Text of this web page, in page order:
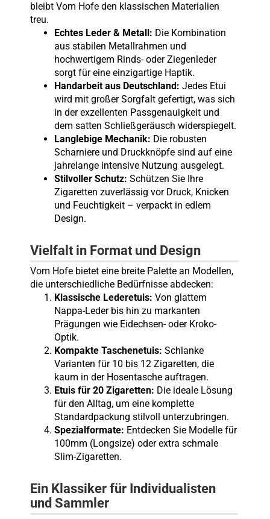
bleibt Vom Hofe den klassischen Materialien
treu.
Echtes Leder & Metall: Die Kombination
aus stabilen Metallrahmen und
hochwertigem Rinds- oder Ziegenleder
sorgt für eine einzigartige Haptik.
Handarbeit aus Deutschland: Jedes Etui
wird mit großer Sorgfalt gefertigt, was sich
in der exzellenten Passgenauigkeit und
dem satten Schließgeräusch widerspiegelt.
Langlebige Mechanik: Die robusten
Scharniere und Druckknöpfe sind auf eine
jahrelange intensive Nutzung ausgelegt.
Stilvoller Schutz: Schützen Sie Ihre
Zigaretten zuverlässig vor Druck, Knicken
und Feuchtigkeit – verpackt in edlem
Design.
Vielfalt in Format und Design
Vom Hofe bietet eine breite Palette an Modellen,
die unterschiedliche Bedürfnisse abdecken:
Klassische Lederetuis: Von glattem
Nappa-Leder bis hin zu markanten
Prägungen wie Eidechsen- oder Kroko-
Optik.
Kompakte Taschenetuis: Schlanke
Varianten für 10 bis 12 Zigaretten, die
kaum in der Hosentasche auftragen.
Etuis für 20 Zigaretten: Die ideale Lösung
für den Alltag, um eine komplette
Standardpackung stilvoll unterzubringen.
Spezialformate: Entdecken Sie Modelle für
100mm (Longsize) oder extra schmale
Slim-Zigaretten.
Ein Klassiker für Individualisten
und Sammler